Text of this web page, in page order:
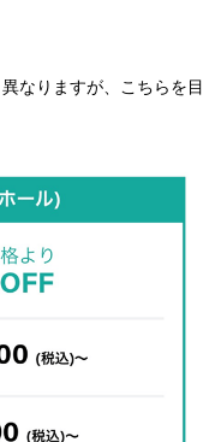
なりますが、こちらを目